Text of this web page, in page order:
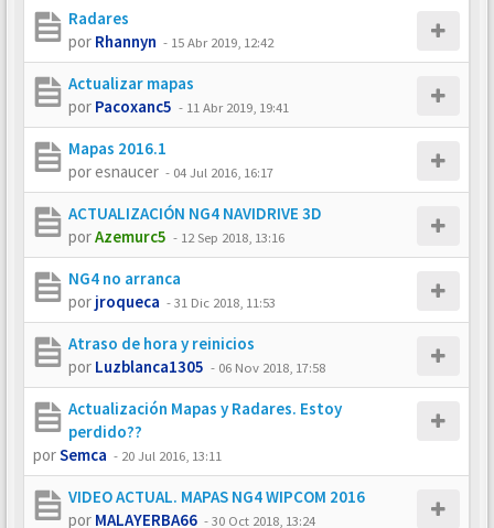
Radares
por Rhannyn - 15 Abr 2019, 12:42
Actualizar mapas
por Pacoxanc5 - 11 Abr 2019, 19:41
Mapas 2016.1
poresnaucer - 04 Jul 2016, 16:17
ACTUALIZACIÓN NG4 NAVIDRIVE 3D
porAzemurc5 - 12 Sep 2018, 13:16
NG4 no arranca
por jroqueca -31 Dic 2018, 11:53
Atraso de hora y reinicios
por Luzblanca1305 - 06 Nov 2018, 17:58
Actualización Mapas y Radares. Estoy
perdido??
porSemca - 20 Jul 2016, 13:11
VIDEO ACTUAL. MAPAS NG4 WIPCOM 2016
por MALAYERBA66 -30 Oct 2018, 13:24